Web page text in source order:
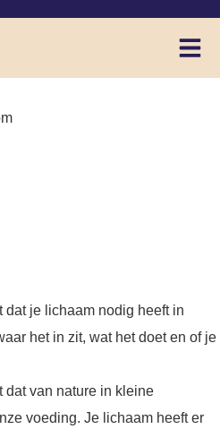
je lichaam nodig heeft in
het in zit, wat het doet en of je
dat van nature in kleine
voeding. Je lichaam heeft er